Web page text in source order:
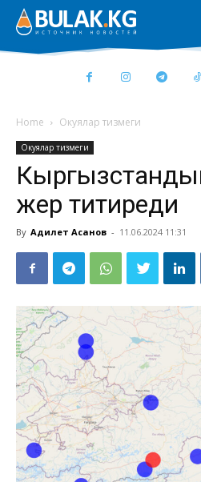
Home Окуялар тизмеги
Окуялар тизмеги
Кыргызстандын
жер титиреди
By Адилет Асанов - 11.06.2024 11:31